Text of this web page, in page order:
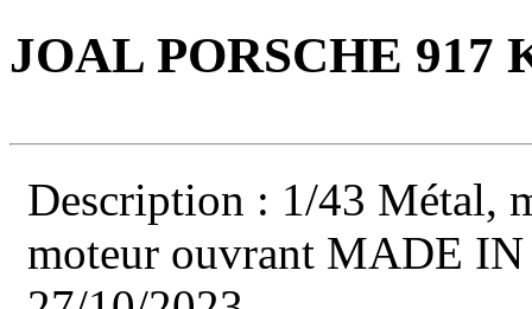
JOAL PORSCHE 917
Description : 1/43 Métal,
moteur ouvrant MADE